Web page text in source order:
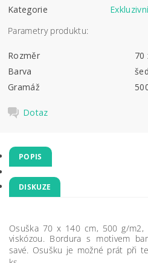
Kategorie
Parametry produktu:
Rozměr
70
Barva
Gramáž
Dotaz
POPIS
DISKUZE
Osuška 70 x 140 cm, 500 g/m2,
viskózou. Bordura s motivem
savé. Osušku je možné prát při